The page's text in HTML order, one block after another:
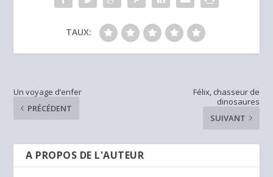
TAUX:
Un voyage d’enfer
PRÉCÉDENT
Félix, chasseur de
dinosaures
SUIVANT
A PROPOS DE L'AUTEUR